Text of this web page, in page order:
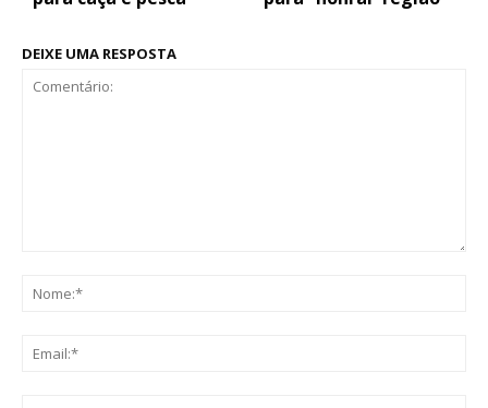
DEIXE UMA RESPOSTA